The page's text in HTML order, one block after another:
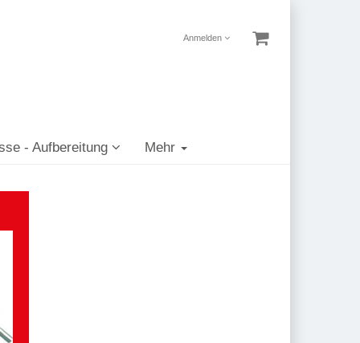
Anmelden
- Aufbereitung Mehr